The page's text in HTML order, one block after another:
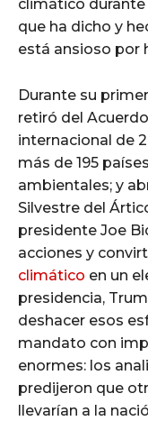
climático
que ha dicho y
está ansioso por
Durante su
retiró del
internacional de
más de 195
ambientales; y
Silvestre del
presidente Joe
acciones y
climático en un
presidencia,
deshacer esos
mandato con
enormes: los
predijeron que
llevarían a la